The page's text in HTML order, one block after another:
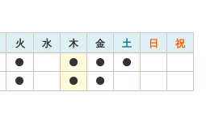
火 水 木 金 土 日 祝